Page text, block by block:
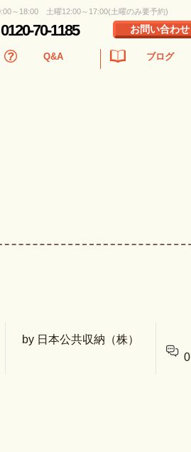
～18:00 土曜12:00～17:00(土曜のみ要予約)
0120-70-1185 お問い合わせ
Q&A ブログ
by 日本公共収納（株）
0